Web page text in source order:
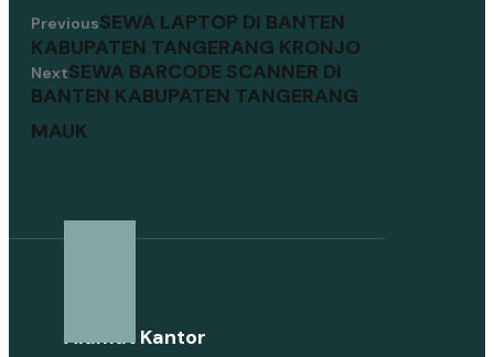
PreviousSEWA LAPTOP DI BANTEN
KABUPATEN TANGERANG KRONJO
NextSEWA BARCODE SCANNER DI
BANTEN KABUPATEN TANGERANG
MAUK
Alamat Kantor